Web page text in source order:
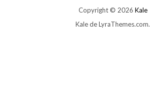
Copyright © 2026 Kale
Kalede LyraThemes.com.